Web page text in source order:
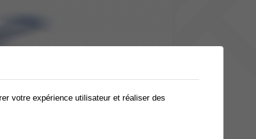
votre expérience utilisateur et réaliser des